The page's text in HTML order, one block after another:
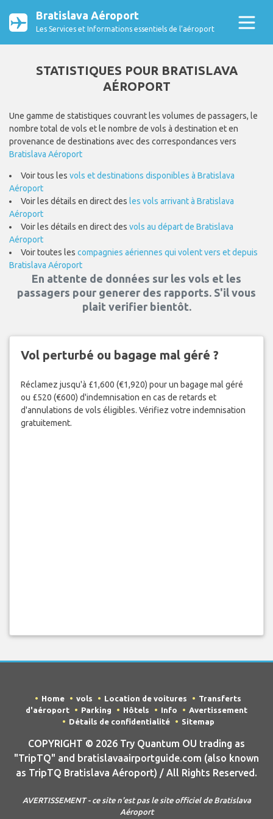
Bratislava Aéroport
Les Services et Informations essentiels de l’aéroport
STATISTIQUES POUR BRATISLAVA
AÉROPORT
Une gamme de statistiques couvrant les volumes de passagers, le
nombre total de vols et le nombre de vols à destination et en
provenance de destinations avec des correspondances vers
Bratislava Aéroport
Voir tous les vols et destinations disponibles à Bratislava
Aéroport
Voir les détails en direct des les vols arrivant à Bratislava
Aéroport
Voir les détails en direct des vols au départ de Bratislava
Aéroport
Voir toutes les compagnies aériennes qui volent vers et depuis
Bratislava Aéroport
En attente de données sur les vols et les
passagers pour generer des rapports. S'il vous
plait verifier bientôt.
Vol perturbé ou bagage mal géré ?
Réclamez jusqu'à £1,600 (€1,920) pour un bagage mal géré
ou £520 (€600) d'indemnisation en cas de retards et
d'annulations de vols éligibles. Vérifiez votre indemnisation
gratuitement.
Home vols Location de voitures
Transferts
d'aéroport
Parking Hôtels Info
Avertissement
Détails de confidentialité
Sitemap
COPYRIGHT © 2026 Try Quantum OU trading as
"TripTQ" and bratislavaairportguide.com (also known
as TripTQ Bratislava Aéroport) / All Rights Reserved.
AVERTISSEMENT - ce site n'est pas le site officiel de Bratislava
Aéroport